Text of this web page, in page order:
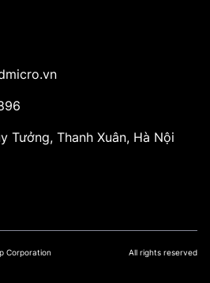
Tưởng, Thanh Xuân, Hà Nội
Corporation All rights reserved